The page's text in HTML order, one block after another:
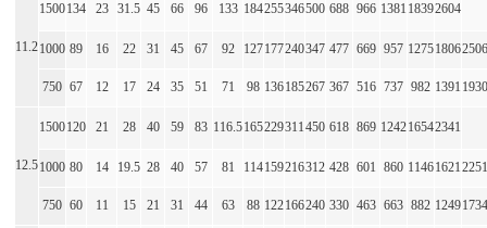
11.2
1500134 23 31.5 45 66 96 133 184255346500 688 966 1381 18392604
1000 89 16 22 31 45 67 92 127177240347 477 669 957 12751806
750 67 12 17 24 35 51 71 98 136185267 367 516 737 982 1391
12.5
1500120 21 28 40 59 83 116.5165229311450 618 869 124216542341
1000 80 14 19.5 28 40 57 81 114159216312 428 601 860 11461621
750 60 11 15 21 31 44 63 88 122166240 330 463 663 882 1249